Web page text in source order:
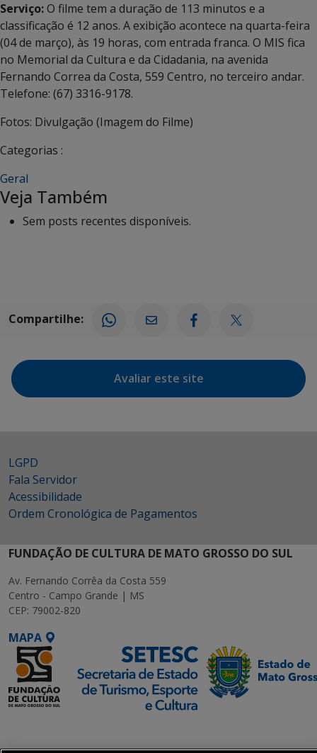
Serviço:O filme tem a duração de 113 minutos e a
classificação é 12 anos. A exibição acontece na quarta-feira
(04 de março), às 19 horas, com entrada franca. O MIS fica
no Memorial da Cultura e da Cidadania, na avenida
Fernando Correa da Costa, 559 Centro, no terceiro andar.
Telefone: (67) 3316-9178.
Fotos: Divulgação (Imagem do Filme)
Categorias :
Geral
Veja Também
Sem posts recentes disponíveis.
Compartilhe:
Avaliar este site
LGPD
Fala Servidor
Acessibilidade
Ordem Cronológica de Pagamentos
FUNDAÇÃO DE CULTURA DE MATO GROSSO DO SUL
Av. Fernando Corrêa da Costa 559
Centro - Campo Grande | MS
CEP: 79002-820
MAPA